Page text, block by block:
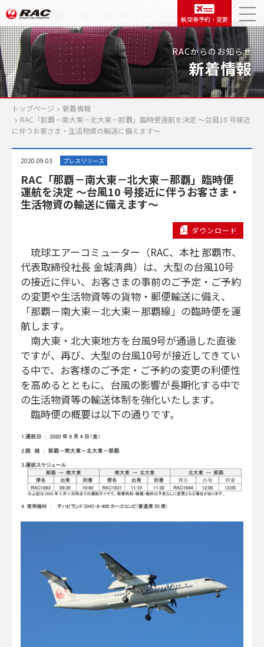
航空券予約・変更
RACからのお知らせ
新着情報
トップページ
新着情報
RAC「那覇－南大東－北大東－那覇」臨時便運航を決定 ～台風10 号接近
に伴うお客さま・生活物資の輸送に備えます～
2020.09.03 プレスリリース
RAC「那覇－南大東－北大東－那覇」臨時便
運航を決定 ～台風10 号接近に伴うお客さま・
生活物資の輸送に備えます～
ダウンロード
琉球エアーコミューター（RAC、本社 那覇市、
代表取締役社長 金城清典）は、大型の台風10号
の接近に伴い、お客さまの事前のご予定・ご予約
の変更や生活物資等の貨物・郵便輸送に備え、
「那覇－南大東－北大東－那覇線」の臨時便を運
航します。
南大東・北大東地方を台風9号が通過した直後
ですが、再び、大型の台風10号が接近してきてい
る中で、お客様のご予定・ご予約の変更の利便性
を高めるとともに、台風の影響が長期化する中で
の生活物資等の輸送体制を強化いたします。
臨時便の概要は以下の通りです。